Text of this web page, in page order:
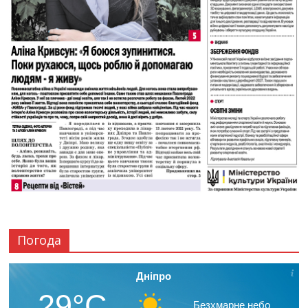
Погода
Дніпро
Безхмарне небо